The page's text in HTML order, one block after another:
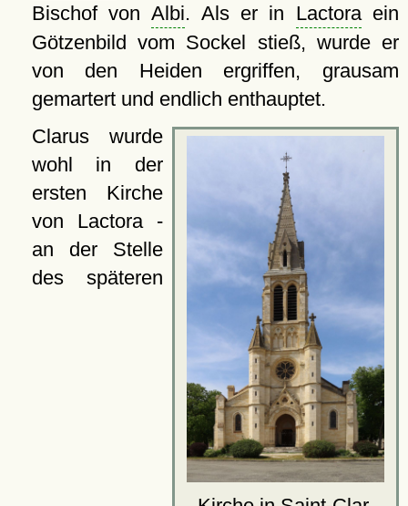
Bischof vonAlbi. Als er in Lactora‎ ein
Götzenbild vom Sockel stieß, wurde er
von den Heiden ergriffen, grausam
gemartert und endlich enthauptet.
Clarus wurde
wohl in der
ersten Kirche
von Lactora -
an der Stelle
des späteren